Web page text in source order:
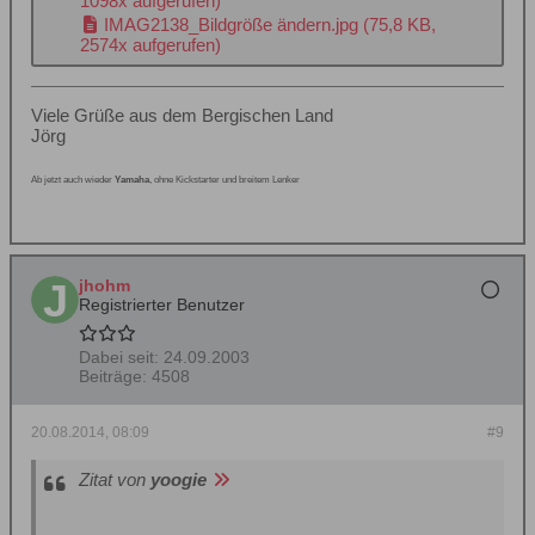
IMAG2138_Bildgröße ändern.jpg (75,8 KB,
2574x aufgerufen)
Viele Grüße aus dem Bergischen Land
Jörg
Ab jetzt auch wieder Yamaha , ohne Kickstarter und breitem Lenker
jhohm
Registrierter Benutzer
Dabei seit: 24.09.2003
Beiträge: 4508
#9
20.08.2014, 08:09
Zitat von yoogie